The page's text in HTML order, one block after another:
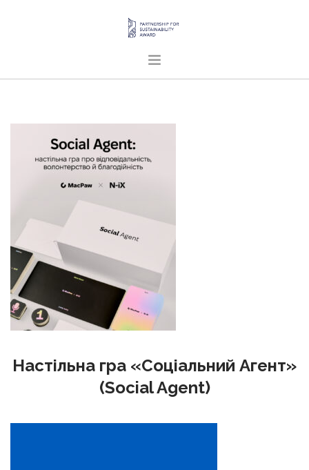
ПРО НАС
ПРОЄКТИ
ПУБЛІКАЦІЇ
УКРАЇНСЬКА
SEARCH SITE
Настільна гра «Соціальний Агент»
(Social Agent)